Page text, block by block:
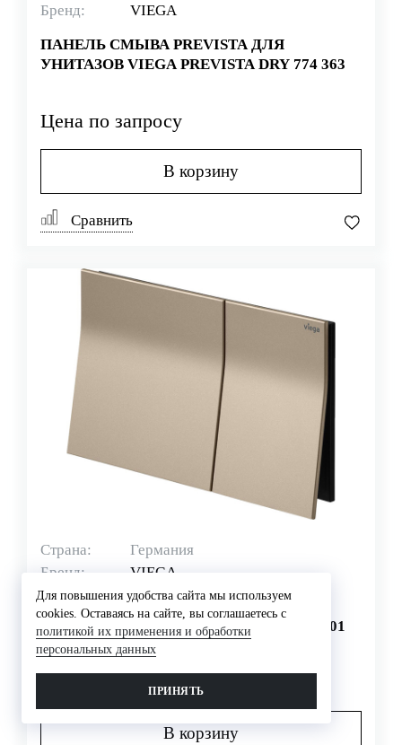
Бренд:
VIEGA
ПАНЕЛЬ СМЫВА PREVISTA ДЛЯ
УНИТАЗОВ VIEGA PREVISTA DRY 774 363
Цена по запросу
В корзину
Сравнить
Страна:
Германия
Бренд:
VIEGA
ПАНЕЛЬ СМЫВА PREVISTA ДЛЯ
УНИТАЗОВ VIEGA PREVISTA DRY 773 601
Цена по запросу
В корзину
Для повышения удобства сайта мы используем
cookies. Оставаясь на сайте, вы соглашаетесь с
политикой их применения и обработки
персональных данных
ПРИНЯТЬ